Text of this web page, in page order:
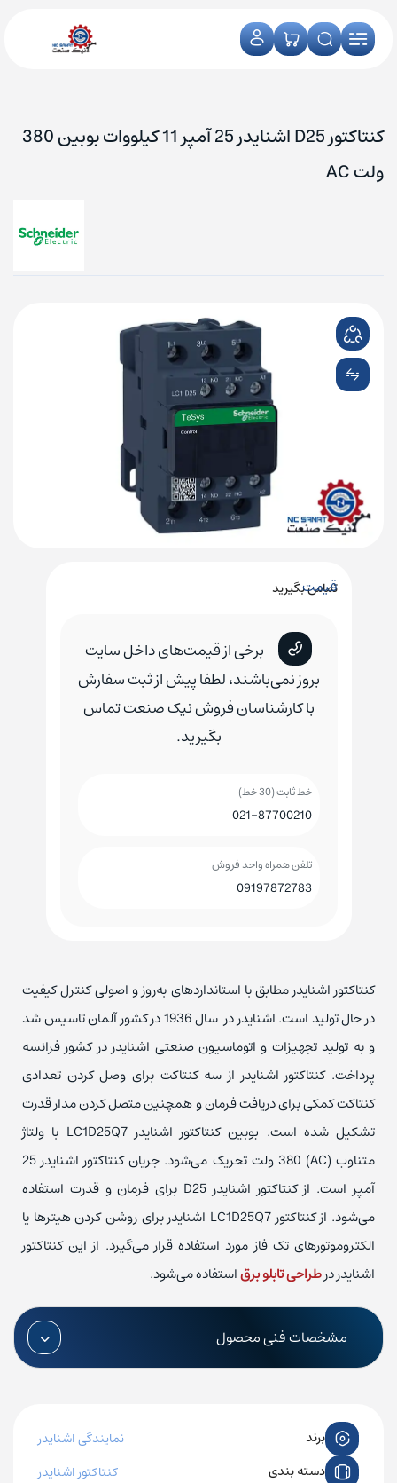
کنتاکتور D25 اشنایدر 25 آمپر 11 کیلووات بوبین 380
ولت AC
قیمت
تماس بگیرید
برخی از قیمت‌های داخل سایت
بروز نمی‌باشند، لطفا پیش از ثبت سفارش
با کارشناسان فروش نیک صنعت تماس
بگیرید.
خط ثابت (30 خط)
021-87700210
تلفن همراه واحد فروش
09197872783
کنتاکتور اشنایدر مطابق با استانداردهای به‌روز و اصولی کنترل کیفیت
در حال تولید است. اشنایدر در سال 1936 در کشور آلمان تاسیس شد
و به تولید تجهیزات و اتوماسیون صنعتی اشنایدر در کشور فرانسه
پرداخت. کنتاکتور اشنایدر از سه کنتاکت برای وصل کردن تعدادی
کنتاکت کمکی برای دریافت فرمان و همچنین متصل کردن مدار قدرت
تشکیل شده است. بوبین کنتاکتور اشنایدر LC1D25Q7 با ولتاژ
متناوب (AC) 380 ولت تحریک می‌شود. جریان کنتاکتور اشنایدر 25
آمپر است. از کنتاکتور اشنایدر D25 برای فرمان و قدرت استفاده
می‌شود. از کنتاکتور LC1D25Q7 اشنایدر برای روشن کردن هیترها یا
الکتروموتورهای تک فاز مورد استفاده قرار می‌گیرد. از این کنتاکتور
اشنایدر درطراحی تابلو برقاستفاده می‌شود.
مشخصات فنی محصول
برند
نمایندگی اشنایدر
دسته بندی
کنتاکتور اشنایدر